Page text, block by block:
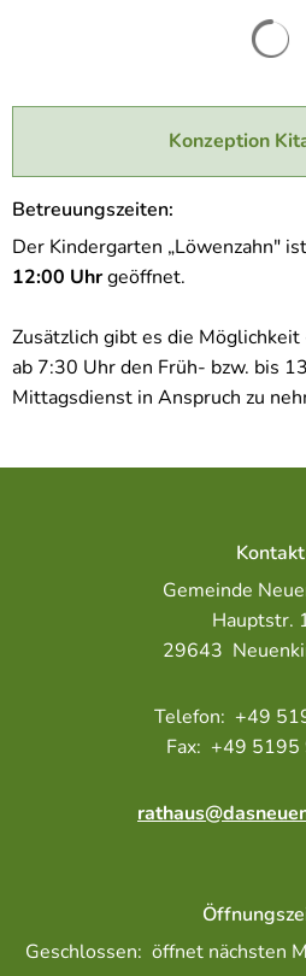
Konzeption
Betreuungszeiten:
Der Kindergarten „Löwenzahn"
12:00 Uhrgeöffnet.
Zusätzlich gibt es die Möglichkeit
ab 7:30 Uhr den Früh- bzw. bis
Mittagsdienst in Anspruch zu
Kontakt
Gemeinde
Hauptstr.
29643
+49
+49
Klicken, um weitere Öffnungs-
Geschlossen: öffnet nächsten